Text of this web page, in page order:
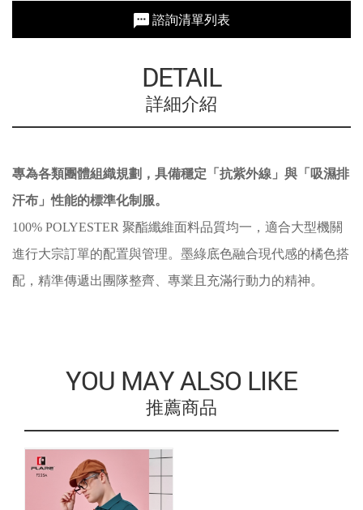
諮詢清單列表
DETAIL
詳細介紹
專為各類團體組織規劃，具備穩定「抗紫外線」與「吸濕排
汗布」性能的標準化制服。
100% POLYESTER 聚酯纖維面料品質均一，適合大型機關
進行大宗訂單的配置與管理。墨綠底色融合現代感的橘色搭
配，精準傳遞出團隊整齊、專業且充滿行動力的精神。
YOU MAY ALSO LIKE
推薦商品